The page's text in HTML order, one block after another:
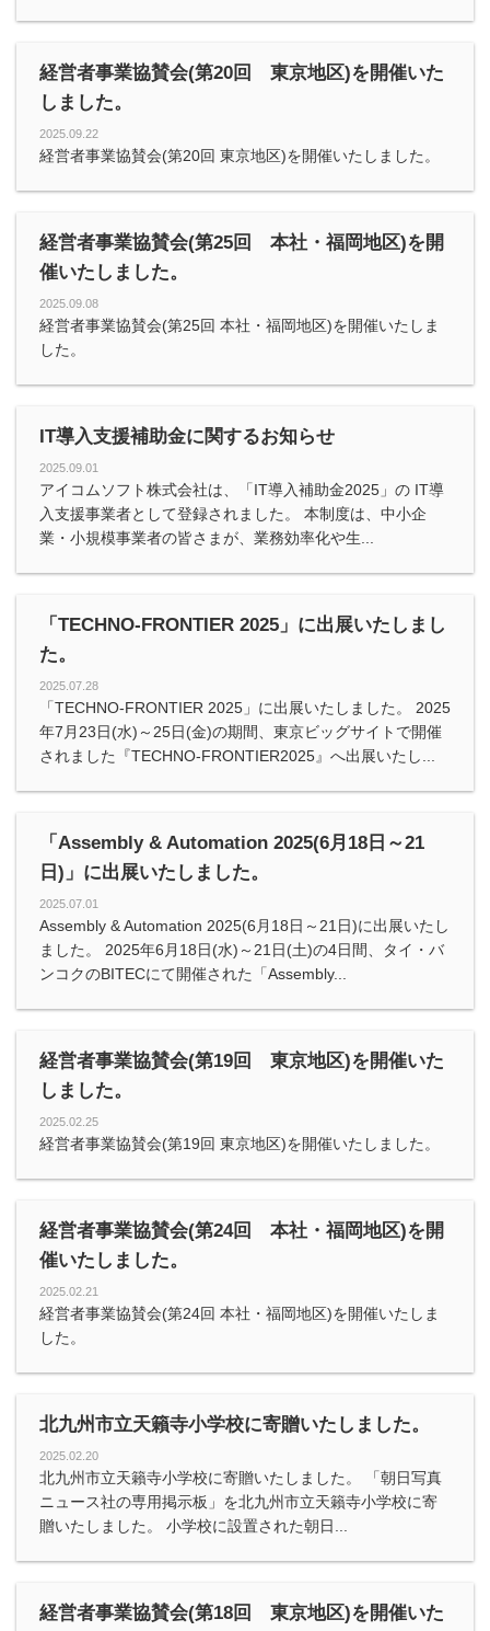
経営者事業協賛会(第20回 東京地区)を開催いた
しました。
2025.09.22
経営者事業協賛会(第20回 東京地区)を開催いたしました。
経営者事業協賛会(第25回 本社・福岡地区)を開
催いたしました。
2025.09.08
経営者事業協賛会(第25回 本社・福岡地区)を開催いたしま
した。
IT導入支援補助金に関するお知らせ
2025.09.01
アイコムソフト株式会社は、「IT導入補助金2025」の IT導
入支援事業者として登録されました。 本制度は、中小企
業・小規模事業者の皆さまが、業務効率化や生...
「TECHNO-FRONTIER 2025」に出展いたしまし
た。
2025.07.28
「TECHNO-FRONTIER 2025」に出展いたしました。 2025
年7月23日(水)～25日(金)の期間、東京ビッグサイトで開催
されました『TECHNO-FRONTIER2025』へ出展いたし...
「Assembly & Automation 2025(6月18日～21
日)」に出展いたしました。
2025.07.01
Assembly & Automation 2025(6月18日～21日)に出展いたし
ました。 2025年6月18日(水)～21日(土)の4日間、タイ・バ
ンコクのBITECにて開催された「Assembly...
経営者事業協賛会(第19回 東京地区)を開催いた
しました。
2025.02.25
経営者事業協賛会(第19回 東京地区)を開催いたしました。
経営者事業協賛会(第24回 本社・福岡地区)を開
催いたしました。
2025.02.21
経営者事業協賛会(第24回 本社・福岡地区)を開催いたしま
した。
北九州市立天籟寺小学校に寄贈いたしました。
2025.02.20
北九州市立天籟寺小学校に寄贈いたしました。 「朝日写真
ニュース社の専用掲示板」を北九州市立天籟寺小学校に寄
贈いたしました。 小学校に設置された朝日...
経営者事業協賛会(第18回 東京地区)を開催いた